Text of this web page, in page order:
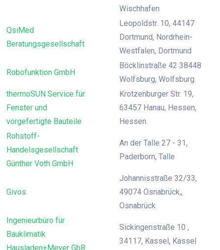
Wischhafen
QsiMed
Beratungsgesellschaft
Leopoldstr. 10, 44147
Dortmund, Nordrhein-
Westfalen, Dortmund
Robofunktion GmbH
Böcklinstraße 42 38448
Wolfsburg, Wolfsburg
thermoSUN Service für
Fenster und
vorgefertigte Bauteile
Krotzenburger Str. 19,
63457 Hanau, Hessen,
Hessen
Rohstoff-
Handelsgesellschaft
Günther Voth GmbH
An der Talle 27 - 31,
Paderborn, Talle
Givos
Johannisstraße 32/33,
49074 Osnabrück,,
Osnabrück
Ingenieurbüro für
Bauklimatik
Hausladen+Meyer GbR
Sickingenstraße 10 ,
34117, Kassel, Kassel